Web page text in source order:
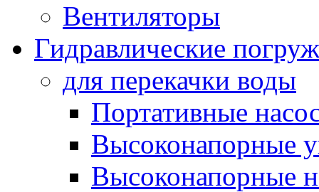
Вентиляторы
Гидравлические
для перекачки воды
Портативные
Высоконапорные
Высоконапорные